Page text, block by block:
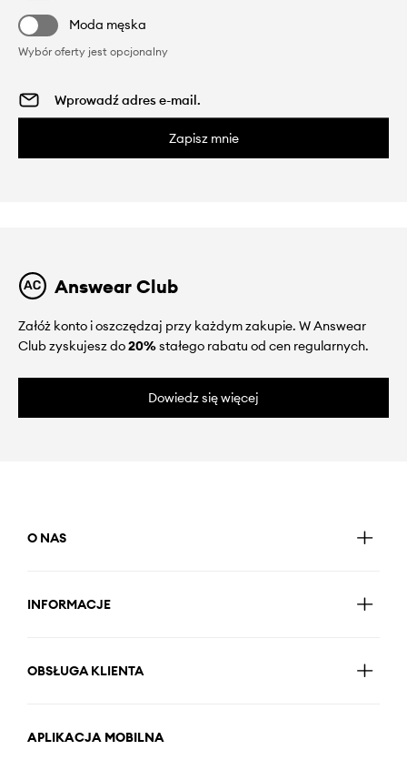
Moda męska
Wybór oferty jest opcjonalny
Zapisz mnie
Answear Club
Załóż konto i oszczędzaj przy każdym zakupie. W Answear
Club zyskujesz do20%stałego rabatu od cen regularnych.
Dowiedz się więcej
O NAS
INFORMACJE
OBSŁUGA KLIENTA
APLIKACJA MOBILNA